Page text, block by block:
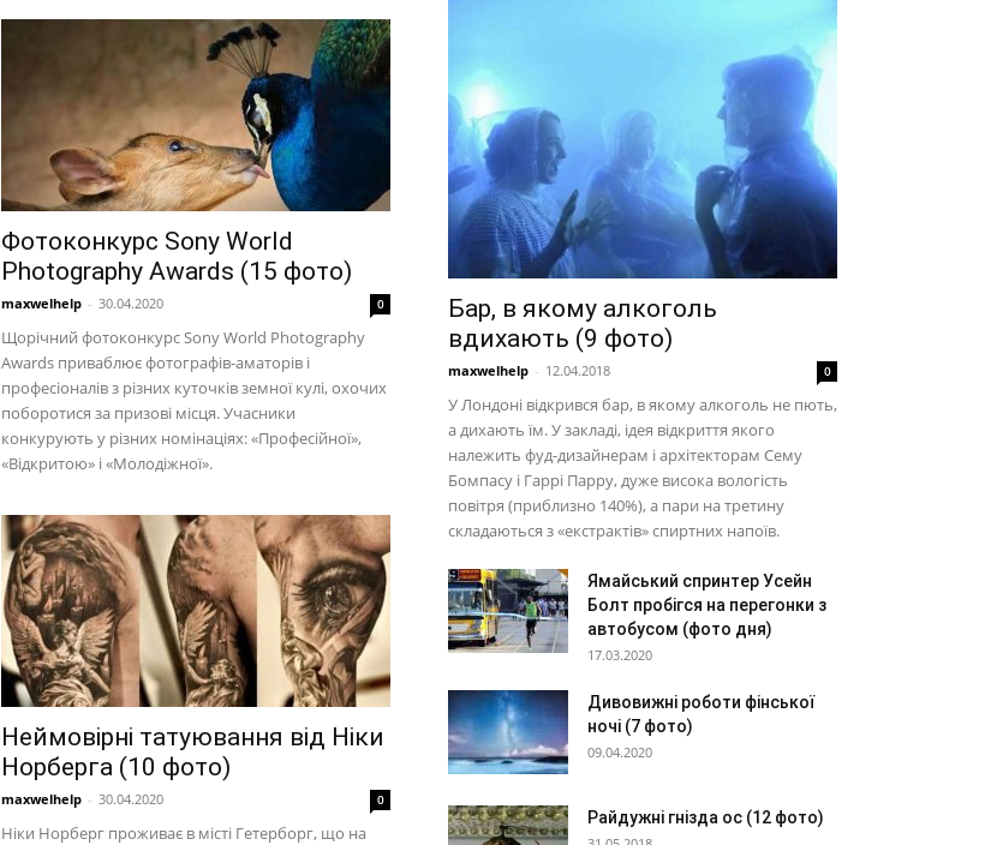
Фотоконкурс Sony World
Photography Awards (15 фото)
maxwelhelp - 30.04.2020 0
Щорічний фотоконкурс Sony World Photography
Awards приваблює фотографів-аматорів і
професіоналів з різних куточків земної кулі, охочих
поборотися за призові місця. Учасники
конкурують у різних номінаціях: «Професійної»,
«Відкритою» і «Молодіжної».
Неймовірні татуювання від Ніки
Норберга (10 фото)
maxwelhelp - 30.04.2020 0
Ніки Норберг проживає в місті Гетерборг, що на
Бар, в якому алкоголь
вдихають (9 фото)
maxwelhelp - 12.04.2018 0
У Лондоні відкрився бар, в якому алкоголь не пють,
а дихають їм. У закладі, ідея відкриття якого
належить фуд-дизайнерам і архітекторам Сему
Бомпасу і Гаррі Парру, дуже висока вологість
повітря (приблизно 140%), а пари на третину
складаються з «екстрактів» спиртних напоїв.
Ямайський спринтер Усейн
Болт пробігся на перегонки з
автобусом (фото дня)
17.03.2020
Дивовижні роботи фінської
ночі (7 фото)
09.04.2020
Райдужні гнізда ос (12 фото)